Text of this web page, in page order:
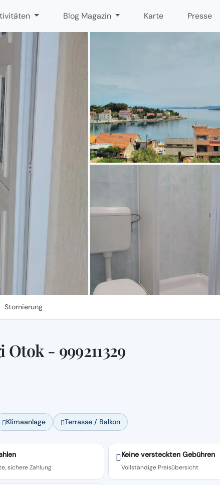
Blog Magazin Karte Presse
Stornierung
- 999211329
Klimaanlage Terrasse / Balkon
sichere Zahlung
Keine versteckten Gebühren
Vollständige Preisübersicht